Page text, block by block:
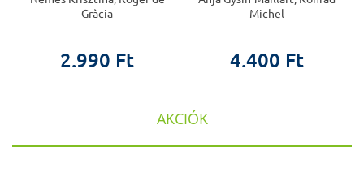
Gràcia
2.990 Ft
Michel
4.400 Ft
AKCIÓK